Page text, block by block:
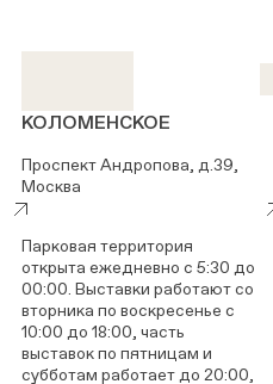
КОЛОМЕНСКОЕ
Проспект Андропова, д.39,
Москва
Парковая территория
открыта ежедневно с 5:30 до
00:00. Выставки работают со
вторника по воскресенье с
10:00 до 18:00, часть
выставок по пятницам и
субботам работает до 20:00,